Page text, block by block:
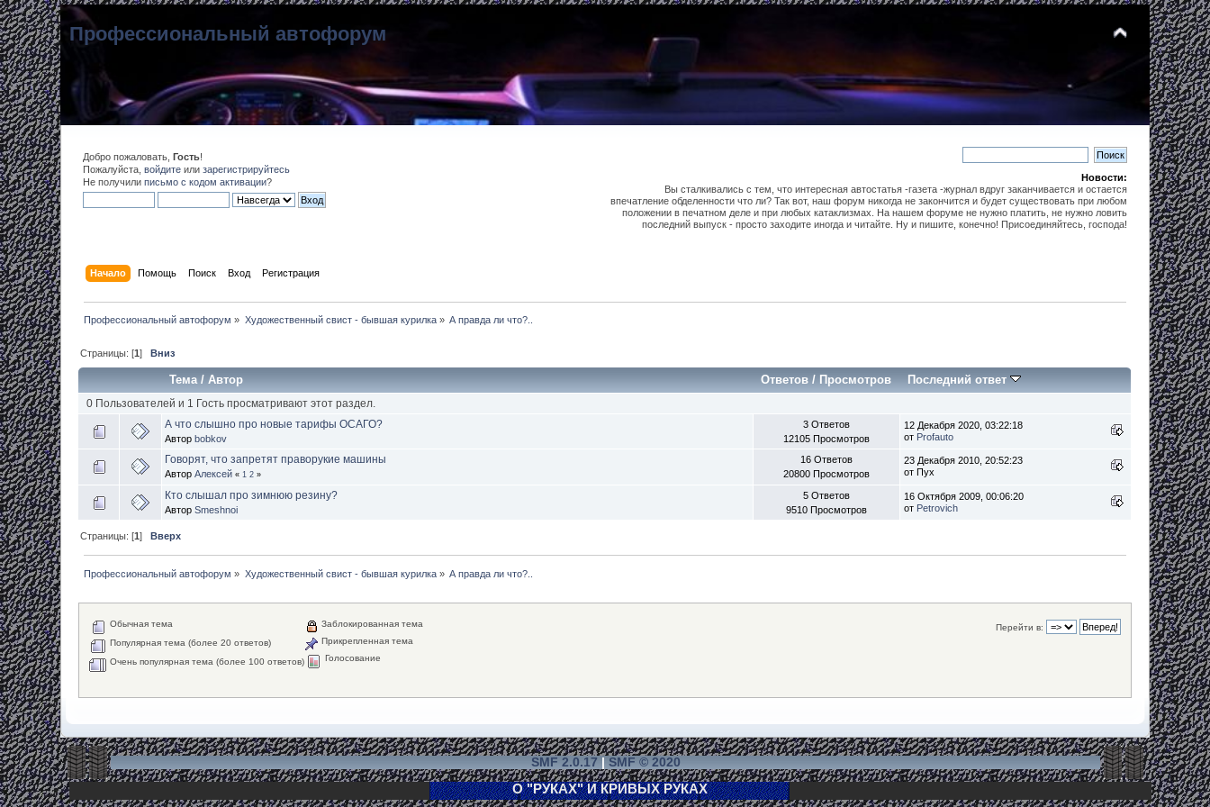
Профессиональный автофорум
Добро пожаловать,Гость!
Пожалуйста,войдите илизарегистрируйтесь
Не получилиписьмо с кодом активации?
Новости:
Вы сталкивались с тем, что интересная автостатья -газета -журнал вдруг заканчивается и остается
впечатление обделенности что ли? Так вот, наш форум никогда не закончится и будет существовать при любом
положении в печатном деле и при любых катаклизмах. На нашем форуме не нужно платить, не нужно ловить
последний выпуск - просто заходите иногда и читайте. Ну и пишите, конечно! Присоединяйтесь, господа!
Начало Помощь Поиск Вход Регистрация
Профессиональный автофорум » Художественный свист - бывшая курилка» А правда ли что?..
Страницы: [1]Вниз
Тема/Автор Ответов /Просмотров Последний ответ
0 Пользователей и 1 Гость просматривают этот раздел.
А что слышно про новые тарифы ОСАГО?
Авторbobkov
3 Ответов
12105 Просмотров
12 Декабря 2020, 03:22:18
от Profauto
Говорят, что запретят праворукие машины
АвторАлексей « 1 2 »
16 Ответов
20800 Просмотров
23 Декабря 2010, 20:52:23
от Пух
Кто слышал про зимнюю резину?
АвторSmeshnoi
5 Ответов
9510 Просмотров
16 Октября 2009, 00:06:20
от Petrovich
Страницы: [1]Вверх
Профессиональный автофорум » Художественный свист - бывшая курилка» А правда ли что?..
Перейти в:
Обычная тема
Популярная тема (более 20 ответов)
Очень популярная тема (более 100 ответов)
Заблокированная тема
Прикрепленная тема
Голосование
SMF 2.0.17| SMF © 2020